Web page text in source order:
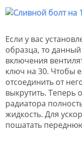
Если у вас
образца, то
включения
ключ на 30. Чтобы
отсоединить от
выкрутить. Теперь
радиатора
жидкость. Для
пошатать